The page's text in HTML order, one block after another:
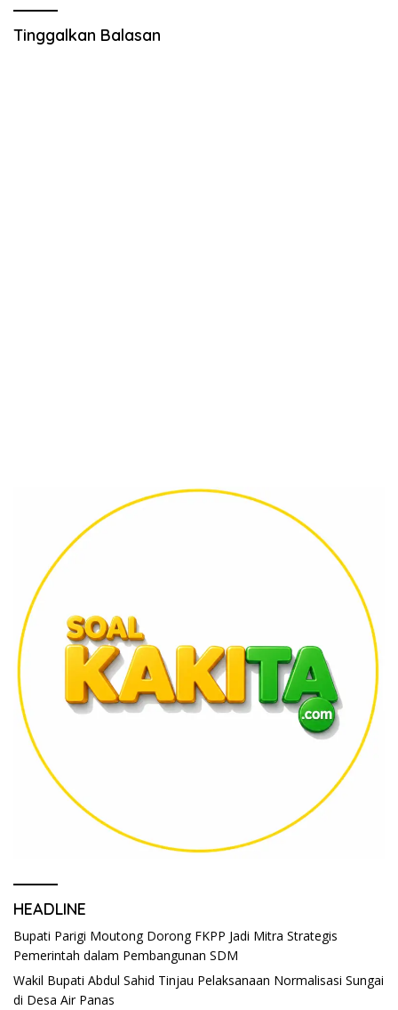
Tinggalkan Balasan
HEADLINE
Bupati Parigi Moutong Dorong FKPP Jadi Mitra Strategis
Pemerintah dalam Pembangunan SDM
Wakil Bupati Abdul Sahid Tinjau Pelaksanaan Normalisasi Sungai
di Desa Air Panas